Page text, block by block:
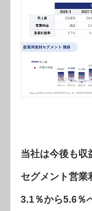
当社は今後も収
セグメント営業
3.1％から5.6％